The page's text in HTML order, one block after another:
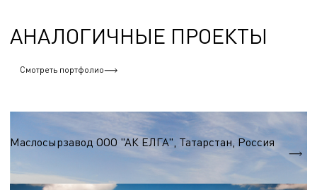
АНАЛОГИЧНЫЕ ПРОЕКТЫ
Смотреть портфолио
Пищевая промышленность
Маслосырзавод ООО "АК ЕЛГА", Татарстан, Россия